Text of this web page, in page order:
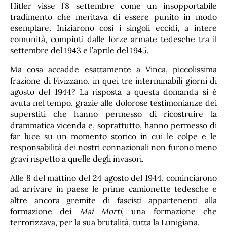
Hitler visse l’8 settembre come un insopportabile
tradimento che meritava di essere punito in modo
esemplare. Iniziarono così i singoli eccidi, a intere
comunità, compiuti dalle forze armate tedesche tra il
settembre del 1943 e l’aprile del 1945.
Ma cosa accadde esattamente a Vinca, piccolissima
frazione di Fivizzano, in quei tre interminabili giorni di
agosto del 1944? La risposta a questa domanda si è
avuta nel tempo, grazie alle dolorose testimonianze dei
superstiti che hanno permesso di ricostruire la
drammatica vicenda e, soprattutto, hanno permesso di
far luce su un momento storico in cui le colpe e le
responsabilità dei nostri connazionali non furono meno
gravi rispetto a quelle degli invasori.
Alle 8 del mattino del 24 agosto del 1944, cominciarono
ad arrivare in paese le prime camionette tedesche e
altre ancora gremite di fascisti appartenenti alla
formazione dei Mai Morti, una formazione che
terrorizzava, per la sua brutalità, tutta la Lunigiana.